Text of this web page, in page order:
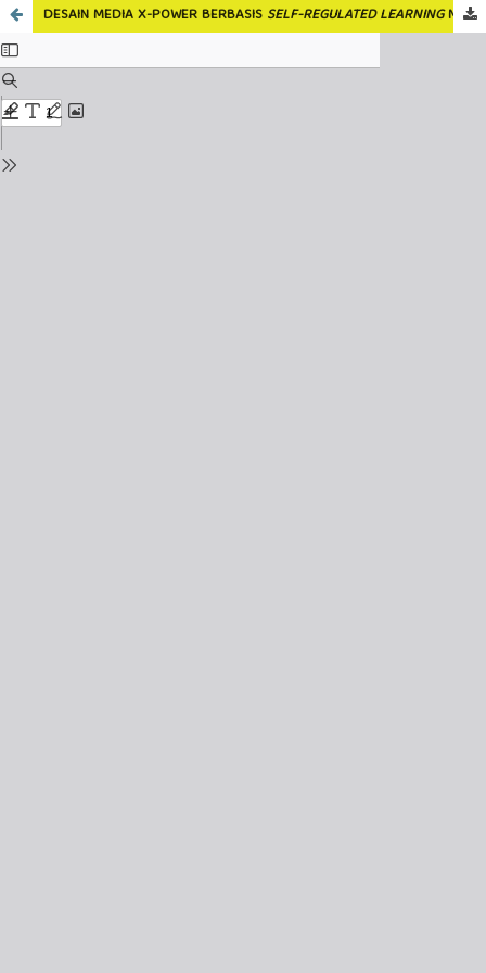
DESAIN MEDIA X-POWER BERBASIS SELF-REGULATED LEARNINGMATERI EKSPONEN KELAS X SMA TERHADAP KEMAMPUAN PEMECAHAN MASALAH